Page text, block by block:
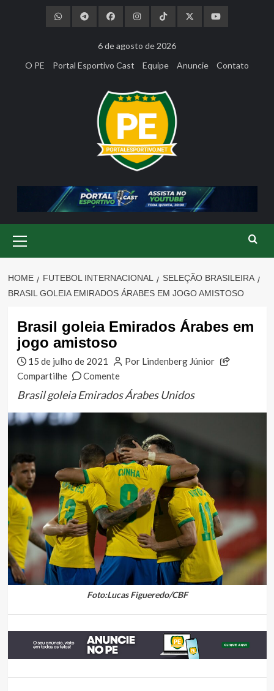
6 de agosto de 2026
O PE
Portal Esportivo Cast Equipe Anuncie Contato
Menu
HOME FUTEBOL INTERNACIONAL
SELEÇÃO BRASILEIRA
BRASIL GOLEIA EMIRADOS ÁRABES EM JOGO AMISTOSO
Brasil goleia Emirados Árabes em
jogo amistoso
15 de julho de 2021
Por Lindenberg Júnior
Compartilhe
Comente
Brasil goleia Emirados Árabes Unidos
Foto:Lucas Figueredo/CBF